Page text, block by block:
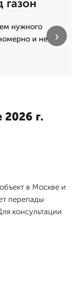
газон
нужного
и не
›
2026 г.
в Москве и
перепады
консультации